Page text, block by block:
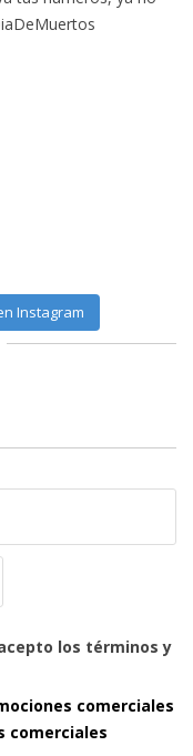
Instagram
los términos y
comerciales
comerciales